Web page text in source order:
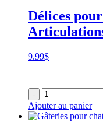
Délices
9.99$
-
Ajouter au panier